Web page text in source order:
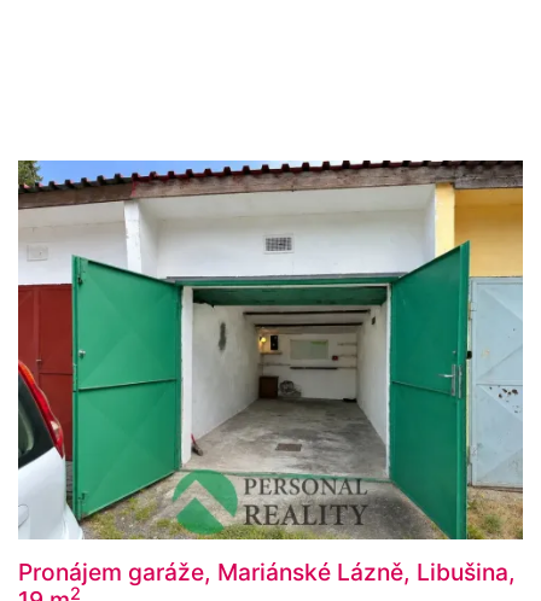
Pronájem garáže, Mariánské Lázně, Libušina,
2